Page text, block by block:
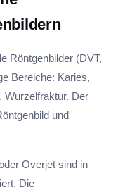
Röntgenbilder (DVT,
Bereiche: Karies,
Wurzelfraktur. Der
und
Overjet sind in
Die